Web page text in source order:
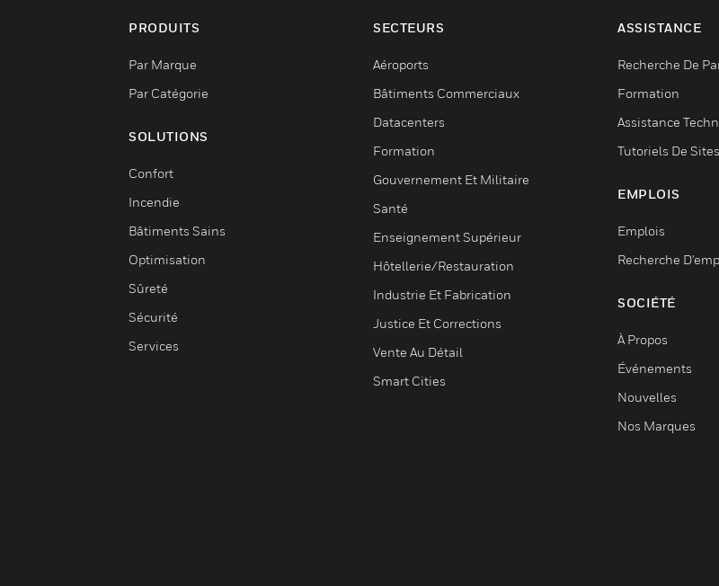
PRODUITS
Par Marque
Par Catégorie
SOLUTIONS
Confort
Incendie
Bâtiments Sains
Optimisation
Sûreté
Sécurité
Services
SECTEURS
Aéroports
Bâtiments Commerciaux
Datacenters
Formation
Gouvernement Et Militaire
Santé
Enseignement Supérieur
Hôtellerie/Restauration
Industrie Et Fabrication
Justice Et Corrections
Vente Au Détail
Smart Cities
ASSISTANCE
Recherche De
Formation
Assistance
Tutoriels De
EMPLOIS
Emplois
Recherche
SOCIÉTÉ
À Propos
Événements
Nouvelles
Nos Marques